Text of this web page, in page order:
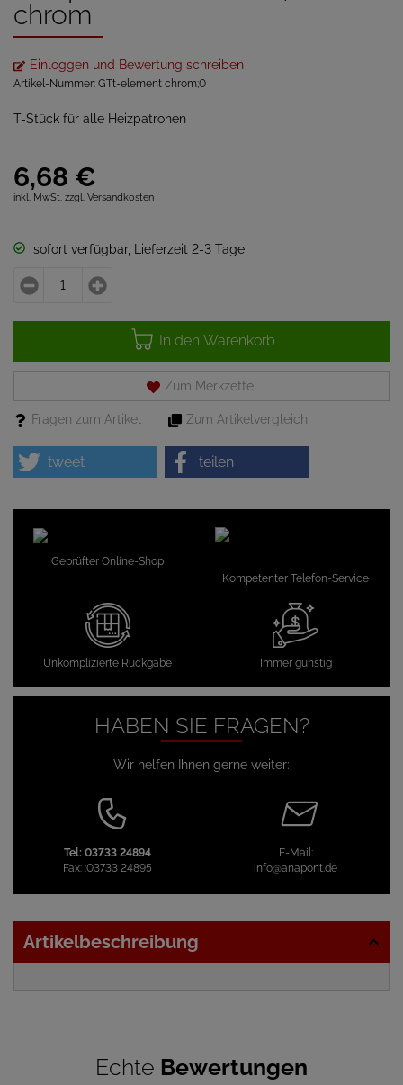
chrom
Einloggen und Bewertung schreiben
Artikel-Nummer: GTt-element chrom;0
T-Stück für alle Heizpatronen
6,68 €
inkl. MwSt. zzgl. Versandkosten
sofort verfügbar, Lieferzeit 2-3 Tage
In den Warenkorb
Zum Merkzettel
Fragen zum Artikel Zum Artikelvergleich
tweet teilen
Geprüfter Online-Shop
Kompetenter Telefon-Service
Unkomplizierte Rückgabe Immer günstig
HABEN SIE FRAGEN?
Wir helfen Ihnen gerne weiter:
Tel: 03733 24894
Fax: :03733 24895
E-Mail:
info@anapont.de
Artikelbeschreibung
Echte Bewertungen